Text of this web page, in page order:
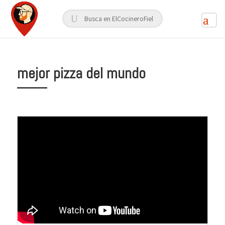
mejor pizza del mundo